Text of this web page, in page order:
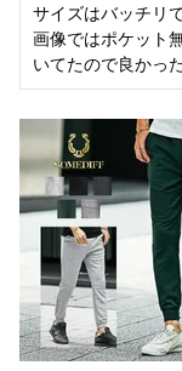
サイズはバッチリ
画像ではポケット
いてたので良かっ